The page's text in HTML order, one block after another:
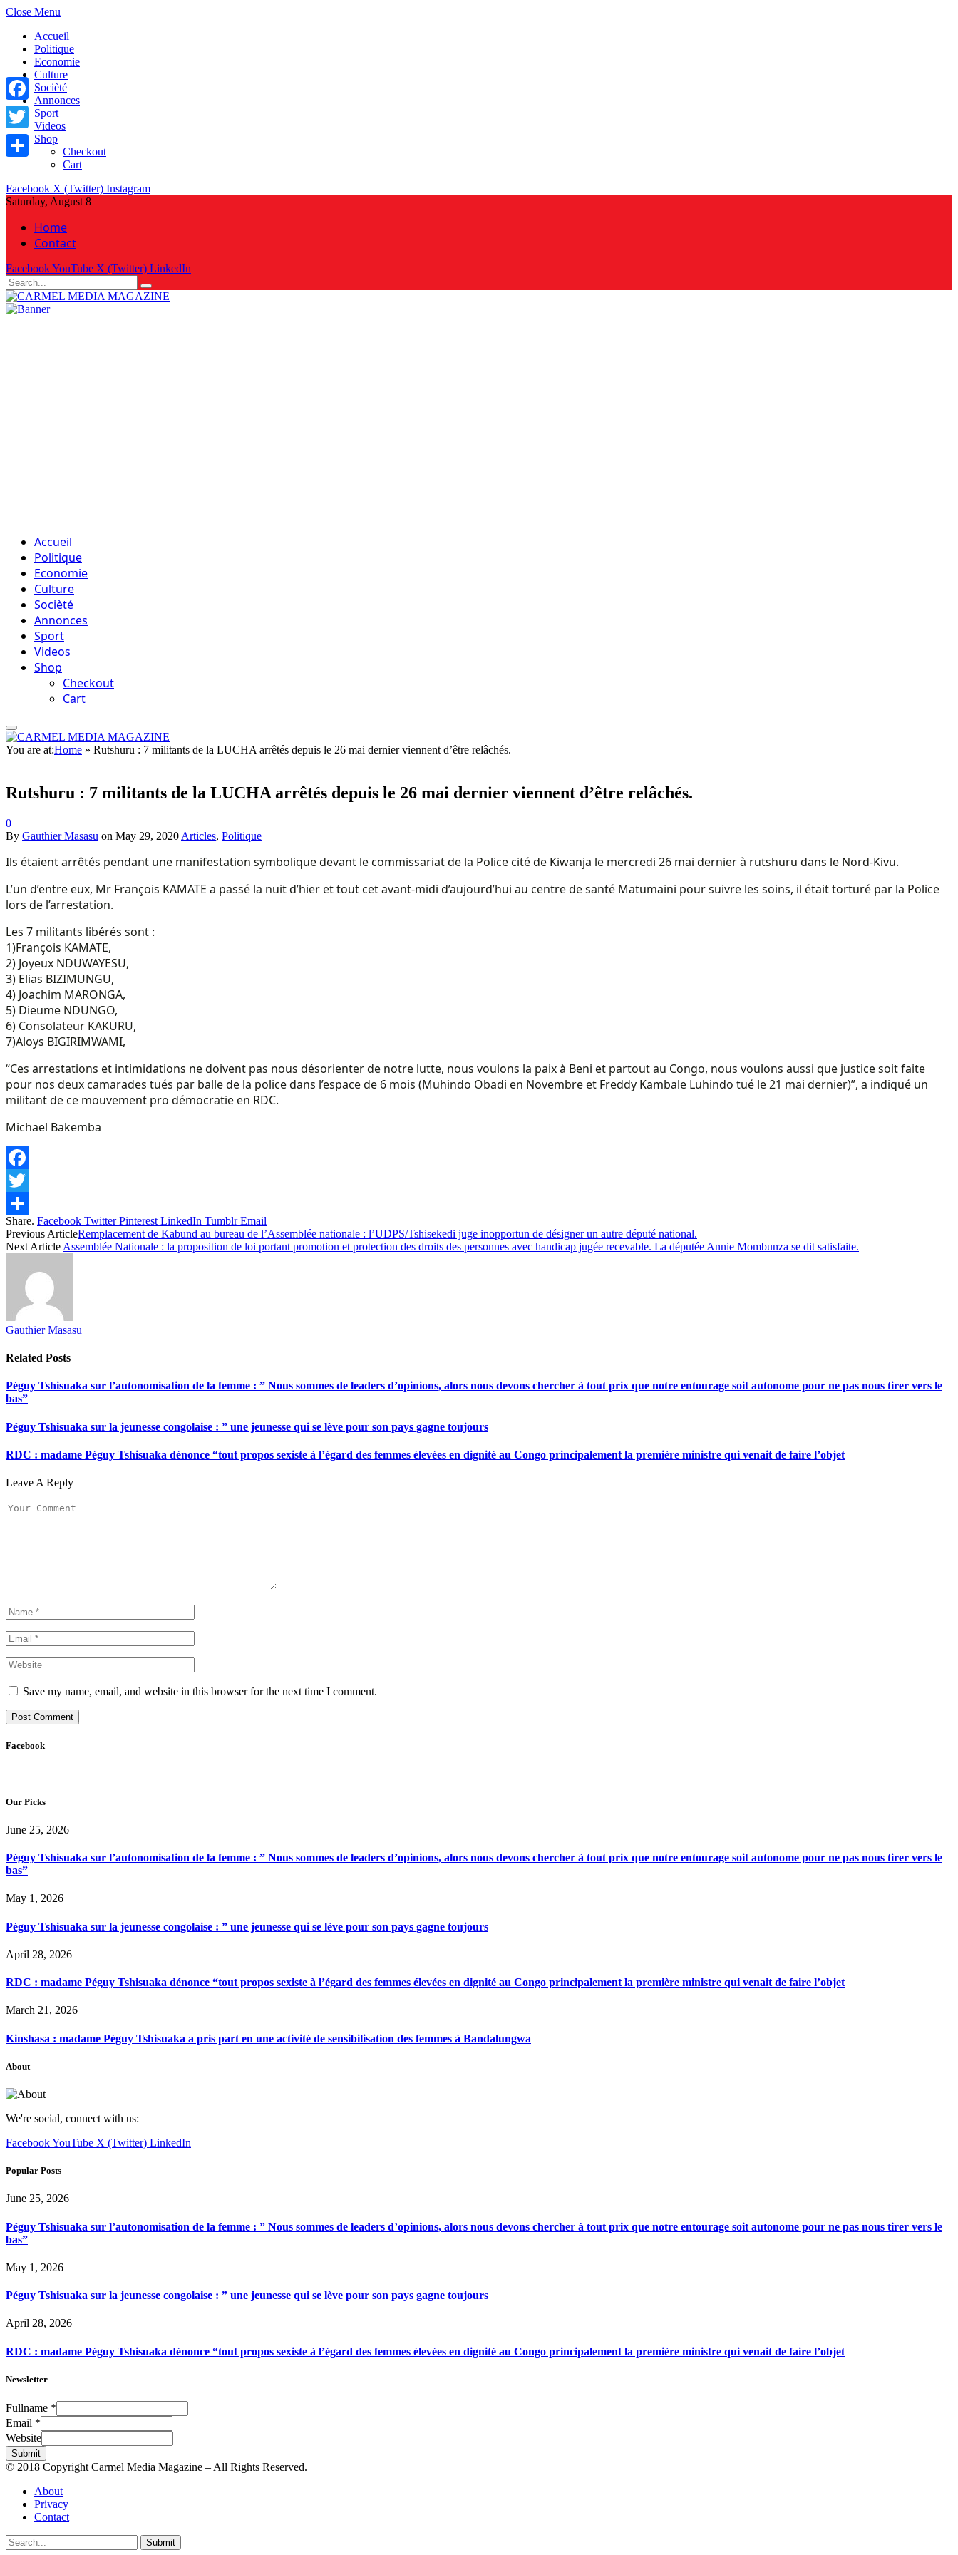
Close Menu
Accueil
Politique
Economie
Culture
Socièté
Annonces
Sport
Videos
Shop
Checkout
Cart
Facebook X (Twitter) Instagram
Saturday, August 8
Home
Contact
FacebookYouTube X (Twitter) LinkedIn
Accueil
Politique
Economie
Culture
Socièté
Annonces
Sport
Videos
Shop
Checkout
Cart
You are at:Home » Rutshuru : 7 militants de la LUCHA arrêtés depuis le 26 mai dernier viennent d’être relâchés.
Rutshuru : 7 militants de la LUCHA arrêtés depuis le 26 mai dernier viennent d’être relâchés.
0
By Gauthier Masasu on May 29, 2020 Articles, Politique
Ils étaient arrêtés pendant une manifestation symbolique devant le commissariat de la Police cité de Kiwanja le mercredi 26 mai dernier à rutshuru dans le Nord-Kivu.
L’un d’entre eux, Mr François KAMATE a passé la nuit d’hier et tout cet avant-midi d’aujourd’hui au centre de santé Matumaini pour suivre les soins, il était torturé par la Police
lors de l’arrestation.
Les 7 militants libérés sont :
1)François KAMATE,
2) Joyeux NDUWAYESU,
3) Elias BIZIMUNGU,
4) Joachim MARONGA,
5) Dieume NDUNGO,
6) Consolateur KAKURU,
7)Aloys BIGIRIMWAMI,
“Ces arrestations et intimidations ne doivent pas nous désorienter de notre lutte, nous voulons la paix à Beni et partout au Congo, nous voulons aussi que justice soit faite
pour nos deux camarades tués par balle de la police dans l’espace de 6 mois (Muhindo Obadi en Novembre et Freddy Kambale Luhindo tué le 21 mai dernier)”, a indiqué un
militant de ce mouvement pro démocratie en RDC.
Michael Bakemba
Facebook
Twitter
Share
Share. Facebook Twitter Pinterest LinkedIn Tumblr Email
Previous ArticleRemplacement de Kabund au bureau de l’Assemblée nationale : l’UDPS/Tshisekedi juge inopportun de désigner un autre député national.
Next Article Assemblée Nationale : la proposition de loi portant promotion et protection des droits des personnes avec handicap jugée recevable. La députée Annie Mombunza se dit satisfaite.
Gauthier Masasu
Related Posts
Péguy Tshisuaka sur l’autonomisation de la femme : ” Nous sommes de leaders d’opinions, alors nous devons chercher à tout prix que notre entourage soit autonome pour ne pas nous tirer vers le
bas”
Péguy Tshisuaka sur la jeunesse congolaise : ” une jeunesse qui se lève pour son pays gagne toujours
RDC : madame Péguy Tshisuaka dénonce “tout propos sexiste à l’égard des femmes élevées en dignité au Congo principalement la première ministre qui venait de faire l’objet
Leave A Reply
Save my name, email, and website in this browser for the next time I comment.
Facebook
Our Picks
June 25, 2026
Péguy Tshisuaka sur l’autonomisation de la femme : ” Nous sommes de leaders d’opinions, alors nous devons chercher à tout prix que notre entourage soit autonome pour ne pas nous tirer vers le
bas”
May 1, 2026
Péguy Tshisuaka sur la jeunesse congolaise : ” une jeunesse qui se lève pour son pays gagne toujours
April 28, 2026
RDC : madame Péguy Tshisuaka dénonce “tout propos sexiste à l’égard des femmes élevées en dignité au Congo principalement la première ministre qui venait de faire l’objet
March 21, 2026
Kinshasa : madame Péguy Tshisuaka a pris part en une activité de sensibilisation des femmes à Bandalungwa
About
We're social, connect with us:
FacebookYouTube X (Twitter) LinkedIn
Popular Posts
June 25, 2026
Péguy Tshisuaka sur l’autonomisation de la femme : ” Nous sommes de leaders d’opinions, alors nous devons chercher à tout prix que notre entourage soit autonome pour ne pas nous tirer vers le
bas”
May 1, 2026
Péguy Tshisuaka sur la jeunesse congolaise : ” une jeunesse qui se lève pour son pays gagne toujours
April 28, 2026
RDC : madame Péguy Tshisuaka dénonce “tout propos sexiste à l’égard des femmes élevées en dignité au Congo principalement la première ministre qui venait de faire l’objet
Newsletter
Fullname *
Email *
Website
Submit
© 2018 Copyright Carmel Media Magazine – All Rights Reserved.
About
Privacy
Contact
Submit
Facebook
Twitter